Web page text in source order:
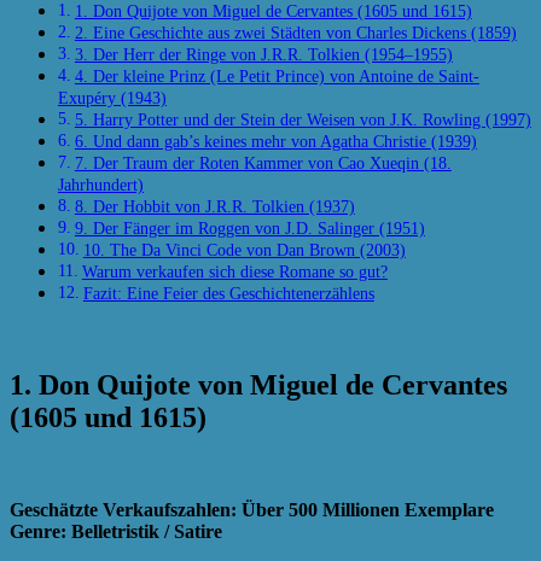
1. Don Quijote von Miguel de Cervantes (1605 und 1615)
2. Eine Geschichte aus zwei Städten von Charles Dickens (1859)
3. Der Herr der Ringe von J.R.R. Tolkien (1954–1955)
4. Der kleine Prinz (Le Petit Prince) von Antoine de Saint-
Exupéry (1943)
5. Harry Potter und der Stein der Weisen von J.K. Rowling (1997)
6. Und dann gab’s keines mehr von Agatha Christie (1939)
7. Der Traum der Roten Kammer von Cao Xueqin (18.
Jahrhundert)
8. Der Hobbit von J.R.R. Tolkien (1937)
9. Der Fänger im Roggen von J.D. Salinger (1951)
10. The Da Vinci Code von Dan Brown (2003)
Warum verkaufen sich diese Romane so gut?
Fazit: Eine Feier des Geschichtenerzählens
1. Don Quijote von Miguel de Cervantes
(1605 und 1615)
Geschätzte Verkaufszahlen: Über 500 Millionen Exemplare
Genre: Belletristik / Satire